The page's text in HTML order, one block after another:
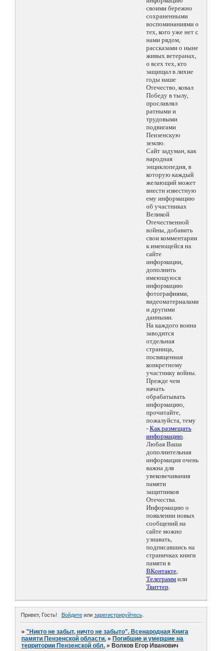
своими бережно
сохраненными
воспоминаниями о
тех, кого уже нет с
нами рядом,
рассказами о ныне
живых ветеранах,
о всех тех, кто
защищал в лихие
годы наше
Отечество, ковал
Победу в тылу,
прославлял
ратными и
трудовыми
подвигами
Пензенскую
землю.
Сайт задуман, как
народная
энциклопедия, в
которую каждый
желающий может
внести известную
ему информацию
об участниках
Великой
Отечественной
войны, добавить
свои комментарии
к имеющейся на
сайте
информации,
дополнить
имеющуюся
информацию
фотографиями,
видеоматериалами
и другими
данными.
На каждого воина
заводится
отдельная
страница,
посвященная
конкретному
участнику войны.
Прежде чем
начать
обрабатывать
информацию,
прочитайте,
пожалуйста, тему
- Как размещать
информацию.
Любая Ваша
дополнительная
информация очень
важна для
увековечивания
памяти
защитников
Отечества.
Информацию о
появлении новых
сообщений на
сайте можно
узнавать,
подписавшись на
страничках книги
памяти в
ВКонтакте,
Телеграмм или
Твиттер.
Привет, Гость! Войдитеили зарегистрируйтесь.
»"Никто не забыт, ничто не забыто". Всенародная Книга
памяти Пензенской области. » Погибшие и умершие на
территории Пензенской обл. » Волков Егор Иванович